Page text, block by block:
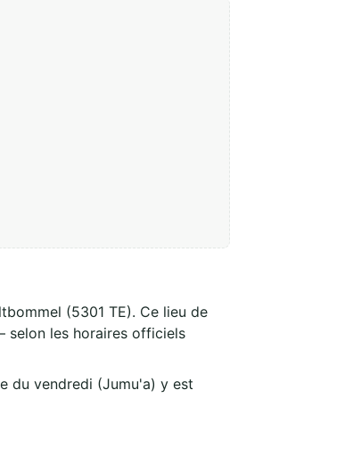
(5301 TE). Ce lieu de
selon les horaires officiels
du vendredi (Jumu'a) y est